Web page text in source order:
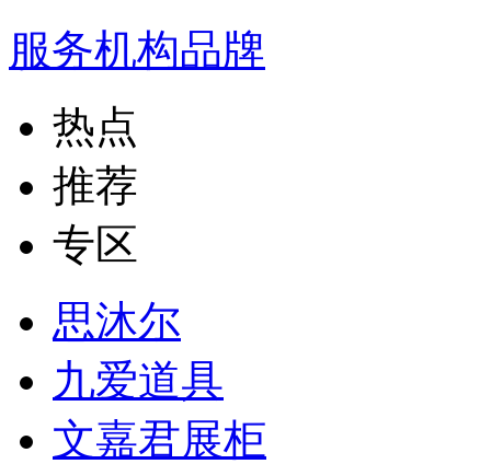
服务机构品牌
热点
推荐
专区
思沐尔
九爱道具
文嘉君展柜